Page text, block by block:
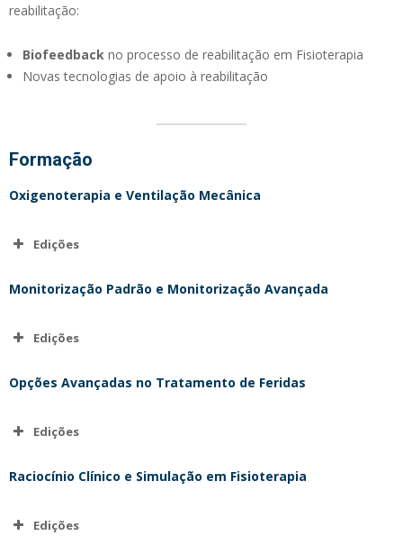
reabilitação:
Biofeedback no processo de reabilitação em Fisioterapia
Novas tecnologias de apoio à reabilitação
Formação
Oxigenoterapia e Ventilação Mecânica
Edições
Edição | junho 2025
Monitorização Padrão e Monitorização Avançada
Edições
Edição | maio 2025
Opções Avançadas no Tratamento de Feridas
Edições
Edição | junho 2025
Raciocínio Clínico e Simulação em Fisioterapia
Edições